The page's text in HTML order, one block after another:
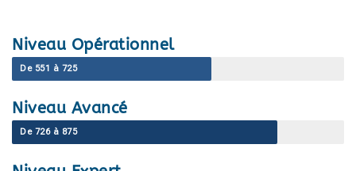
Niveau Opérationnel
De 551 à 725
Niveau Avancé
De 726 à 875